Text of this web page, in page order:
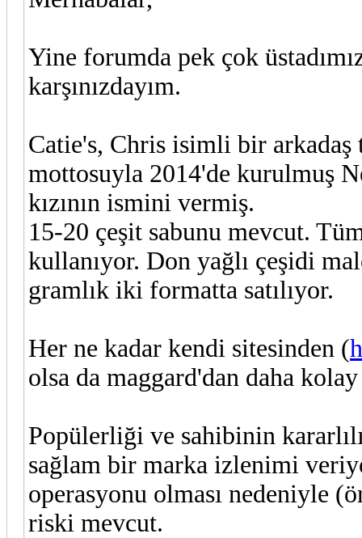
Yine forumda pek çok
karşınızdayım.
Catie's, Chris isimli bir arkadaş
mottosuyla 2014'de kurulmuş
kızının ismini vermiş.
15-20 çeşit sabunu mevcut.
kullanıyor. Don yağlı çeşidi
gramlık iki formatta satılıyor.
Her ne kadar kendi sitesinden (
olsa da maggard'dan daha
Popülerliği ve sahibinin
sağlam bir marka izlenimi
operasyonu olması nedeniyle
riski mevcut.